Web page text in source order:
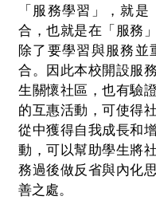
「服務學習」，就
合，也就是在「服務
除了要學習與服務並
合。因此本校開設服
生關懷社區，也有驗
的互惠活動，可使得
從中獲得自我成長和
動，可以幫助學生將
務過後做反省與內化
善之處。